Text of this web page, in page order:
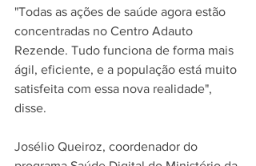
"Todas as ações de saúde agora estão
concentradas no Centro Adauto
Rezende. Tudo funciona de forma mais
ágil, eficiente, e a população está muito
satisfeita com essa nova realidade",
disse.
Josélio Queiroz, coordenador do